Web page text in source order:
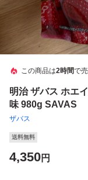
この商品は2時間で
明治 ザバス ホエ
味 980g SAVAS
ザバス
送料無料
4,350円